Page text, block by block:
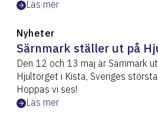
Läs mer
Nyheter
Särnmark ställer ut på
Den 12 och 13 maj är Särnmark
Hjultorget i Kista, Sveriges
Hoppas vi ses!
Läs mer